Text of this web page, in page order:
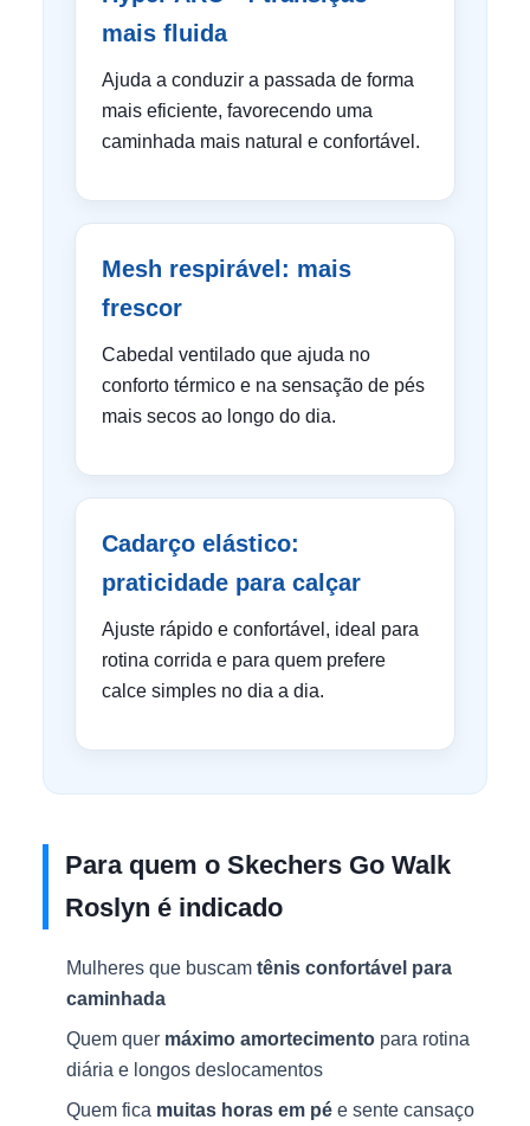
mais fluida
Ajuda a conduzir a passada de forma
mais eficiente, favorecendo uma
caminhada mais natural e confortável.
Mesh respirável: mais
frescor
Cabedal ventilado que ajuda no
conforto térmico e na sensação de pés
mais secos ao longo do dia.
Cadarço elástico:
praticidade para calçar
Ajuste rápido e confortável, ideal para
rotina corrida e para quem prefere
calce simples no dia a dia.
Para quem o Skechers Go Walk
Roslyn é indicado
Mulheres que buscam tênis confortável para
caminhada
Quem quer máximo amortecimento para rotina
diária e longos deslocamentos
Quem fica muitas horas em pé e sente cansaço